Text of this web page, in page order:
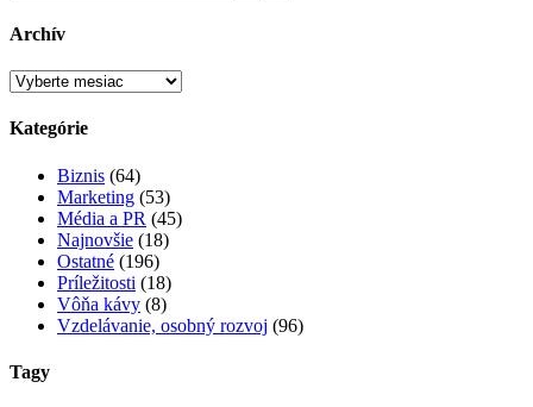
Archív
Archív
Kategórie
Biznis (64)
Marketing (53)
Média a PR (45)
Najnovšie (18)
Ostatné (196)
Príležitosti (18)
Vôňa kávy (8)
Vzdelávanie, osobný rozvoj (96)
Tagy